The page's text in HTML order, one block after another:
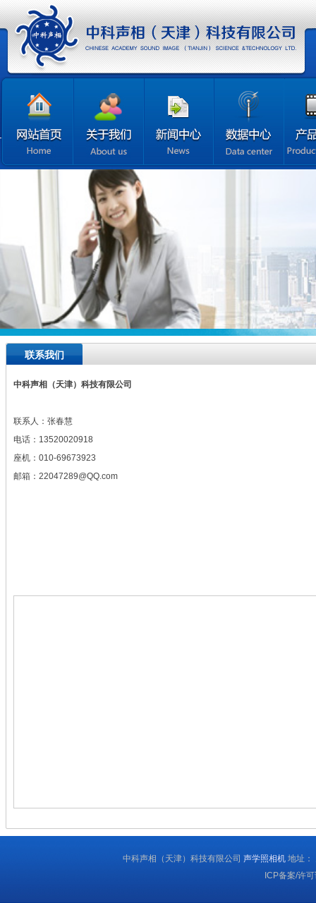
联系我们
中科声相（天津）科技有限公司
联系人：张春慧
电话：13520020918
座机：010-69673923
邮箱：22047289@QQ.com
中科声相（天津）科技有限公司 声学照相机 地址：
ICP备案/许